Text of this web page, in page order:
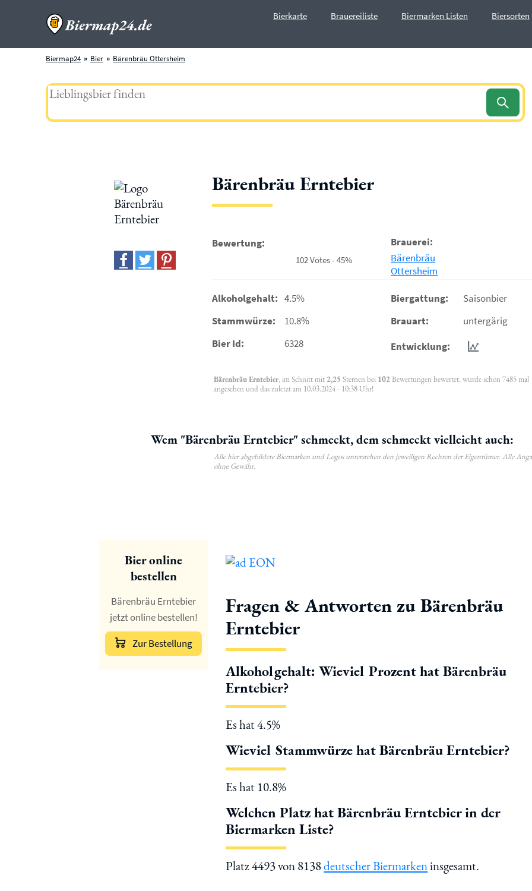
Bierkarte Brauereiliste Biermarken Listen Biersorten
Biermap24 Bier Bärenbräu Ottersheim
Bärenbräu Erntebier
Bewertung:
102 Votes - 45%
Brauerei:
Bärenbräu
Ottersheim
Alkoholgehalt: 4.5%
Stammwürze:
10.8%
Bier Id:
6328
Biergattung:
Saisonbier
Brauart:
untergärig
Entwicklung:
Bärenbräu Erntebier, im Schnitt mit 2,25 Sternen bei 102Bewertungen bewertet, wurde schon 7485 mal
angesehen und das zuletzt am 10.03.2024 - 10:38 Uhr!
Wem "Bärenbräu Erntebier" schmeckt, dem schmeckt vielleicht auch:
Alle hier abgebildete Biermarken und Logos unterstehen den jeweiligen Rechten der Eigentümer. Alle
ohne Gewähr.
Bier online
bestellen
Bärenbräu Erntebier
jetzt online bestellen!
Zur Bestellung
Fragen & Antworten zu Bärenbräu
Erntebier
Alkoholgehalt: Wieviel Prozent hat Bärenbräu
Erntebier?
Es hat 4.5%
Wieviel Stammwürze hat Bärenbräu Erntebier?
Es hat 10.8%
Welchen Platz hat Bärenbräu Erntebier in der
Biermarken Liste?
Platz 4493 von 8138deutscher Biermarkeninsgesamt.